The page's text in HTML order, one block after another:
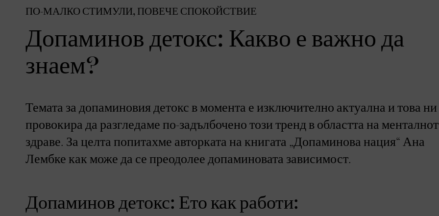
ПО-МАЛКО СТИМУЛИ, ПОВЕЧЕ СПОКОЙСТВИЕ
Допаминов детокс: Какво е важно да
знаем?
Темата за допаминовия детокс в момента е изключително актуална и това ни
провокира да разгледаме по-задълбочено този тренд в областта на
здраве. За целта попитахме авторката на книгата „Допаминова нация“ Ана
Лембке как може да се преодолее допаминовата зависимост.
Допаминов детокс: Ето как работи: